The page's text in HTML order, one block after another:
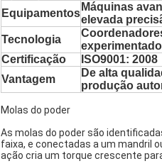
Equipamentos
Máquinas
elevada
Tecnologia
Certificação
ISO9001: 2008
Vantagem
De alta
produção
Molas do poder
As molas do poder são
faixa, e conectadas a um mandril
ação cria um torque crescente